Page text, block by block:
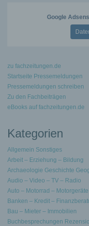
Google
zu fachzeitungen.de
Startseite Pressemeldungen
Pressemeldungen schreiben
Zu den Fachbeiträgen
eBooks auf fachzeitungen.de
Kategorien
Allgemein Sonstiges
Arbeit – Erziehung – Bildung
Archaeologie Geschichte
Audio – Video – TV – Radio
Auto – Motorrad – Motorgeräte
Banken – Kredit –
Bau – Mieter – Immobilien
Buchbesprechungen